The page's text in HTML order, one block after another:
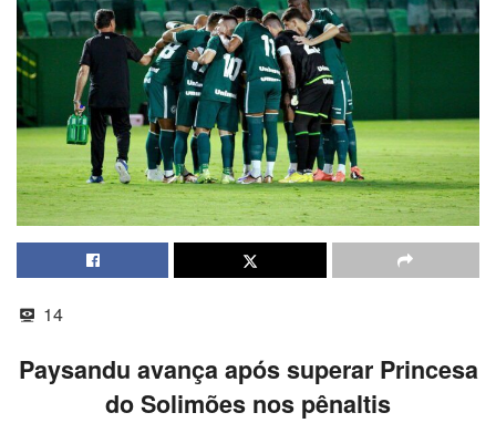
14
Paysandu avança após superar Princesa
do Solimões nos pênaltis